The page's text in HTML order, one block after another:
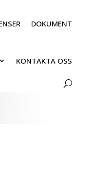
DOKUMENT
KONTAKTA OSS